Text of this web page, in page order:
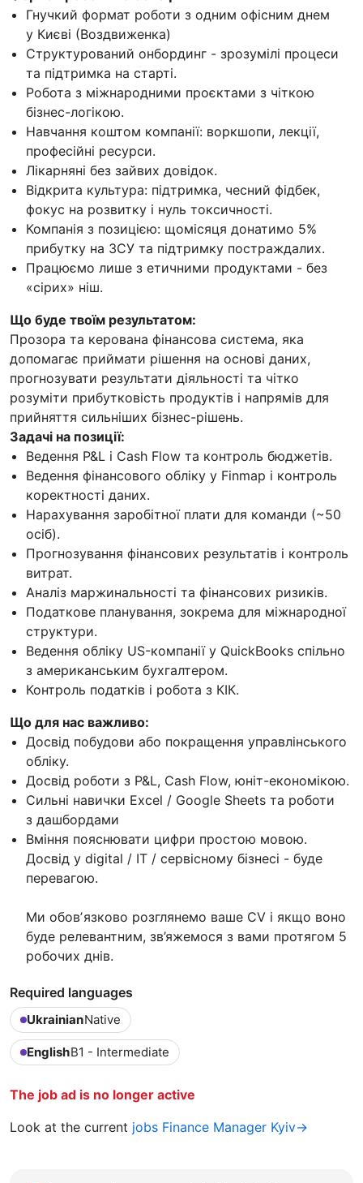
Гнучкий формат роботи з одним офісним днем
у Києві (Воздвиженка)
Структурований онбординг - зрозумілі процеси
та підтримка на старті.
Робота з міжнародними проєктами з чіткою
бізнес-логікою.
Навчання коштом компанії: воркшопи, лекції,
професійні ресурси.
Лікарняні без зайвих довідок.
Відкрита культура: підтримка, чесний фідбек,
фокус на розвитку і нуль токсичності.
Компанія з позицією: щомісяця донатимо 5%
прибутку на ЗСУ та підтримку постраждалих.
Працюємо лише з етичними продуктами - без
«сірих» ніш.
Що буде твоїм результатом:
Прозора та керована фінансова система, яка
допомагає приймати рішення на основі даних,
прогнозувати результати діяльності та чітко
розуміти прибутковість продуктів і напрямів для
прийняття сильніших бізнес-рішень.
Задачі на позиції:
Ведення P&L і Cash Flow та контроль бюджетів.
Ведення фінансового обліку у Finmap і контроль
коректності даних.
Нарахування заробітної плати для команди (~50
осіб).
Прогнозування фінансових результатів і контроль
витрат.
Аналіз маржинальності та фінансових ризиків.
Податкове планування, зокрема для міжнародної
структури.
Ведення обліку US-компанії у QuickBooks спільно
з американським бухгалтером.
Контроль податків і робота з КІК.
Що для нас важливо:
Досвід побудови або покращення управлінського
обліку.
Досвід роботи з P&L, Cash Flow, юніт-економікою.
Сильні навички Excel / Google Sheets та роботи
з дашбордами
Вміння пояснювати цифри простою мовою.
Досвід у digital / IT / сервісному бізнесі - буде
перевагою.
Ми обовʼязково розглянемо ваше CV і якщо воно
буде релевантним, зв’яжемося з вами протягом 5
робочих днів.
Required languages
UkrainianNative
EnglishB1 - Intermediate
The job ad is no longer active
Look at the current jobs Finance Manager Kyiv→